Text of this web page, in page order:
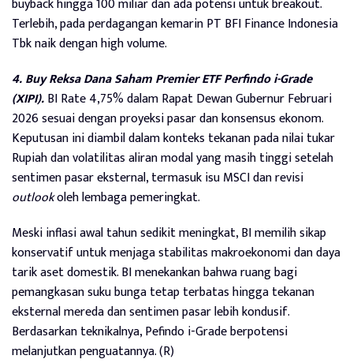
Terlebih, pada perdagangan kemarin PT BFI Finance Indonesia
Tbk naik dengan high volume.
4. Buy Reksa Dana Saham Premier ETF Perfindo i-Grade
(XIPI).BI Rate 4,75% dalam Rapat Dewan Gubernur Februari
2026 sesuai dengan proyeksi pasar dan konsensus ekonom.
Keputusan ini diambil dalam konteks tekanan pada nilai tukar
Rupiah dan volatilitas aliran modal yang masih tinggi setelah
sentimen pasar eksternal, termasuk isu MSCI dan revisi
outlookoleh lembaga pemeringkat.
Meski inflasi awal tahun sedikit meningkat, BI memilih sikap
konservatif untuk menjaga stabilitas makroekonomi dan daya
tarik aset domestik. BI menekankan bahwa ruang bagi
pemangkasan suku bunga tetap terbatas hingga tekanan
eksternal mereda dan sentimen pasar lebih kondusif.
Berdasarkan teknikalnya, Pefindo i-Grade berpotensi
melanjutkan penguatannya. (R)